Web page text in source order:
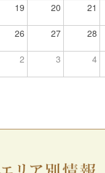
19 20 21
26 27 28
2 3 4